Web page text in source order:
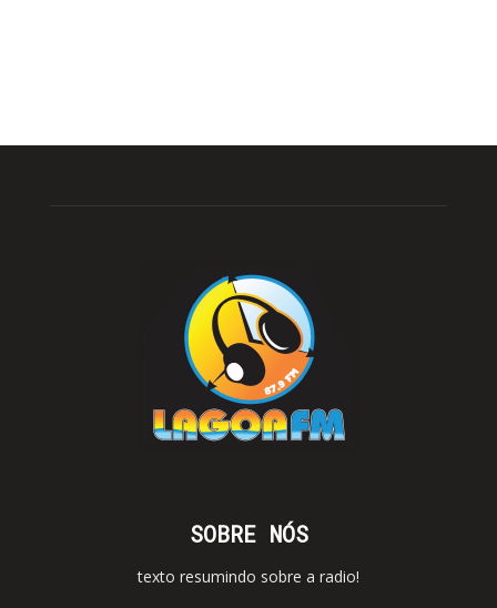
SOBRE NÓS
texto resumindo sobre a radio!